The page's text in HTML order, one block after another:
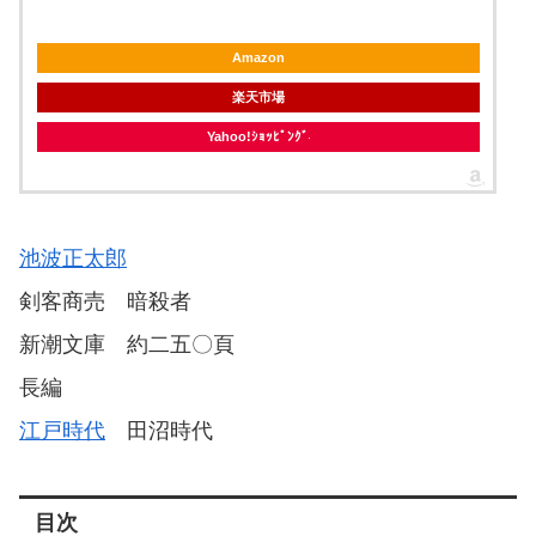
Amazon
楽天市場
Yahoo!ｼｮｯﾋﾟﾝｸﾞ
池波正太郎
剣客商売 暗殺者
新潮文庫 約二五〇頁
長編
江戸時代 田沼時代
目次